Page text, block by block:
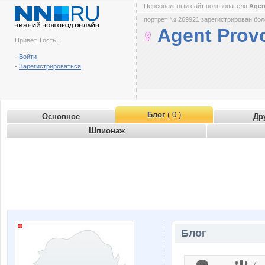
Привет, Гость !
- Войти
- Зарегистрироваться
Персональный сайт пользователя
портрет № 269921 зарегистрирован
Agent
Основное Блог( 0 )
Шпионаж
Блог